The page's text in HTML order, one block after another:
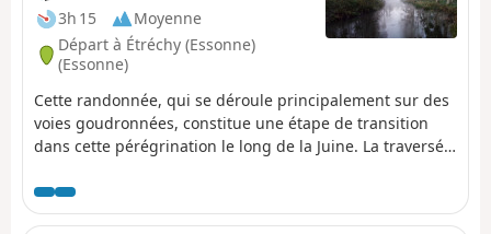
3h 15
Moyenne
Départ à Étréchy (Essonne)
(Essonne)
Cette randonnée, qui se déroule principalement sur des
voies goudronnées, constitue une étape de transition
dans cette pérégrination le long de la Juine. La traversée
belle église et une curiosité géologique agrémentent ce
parcours.